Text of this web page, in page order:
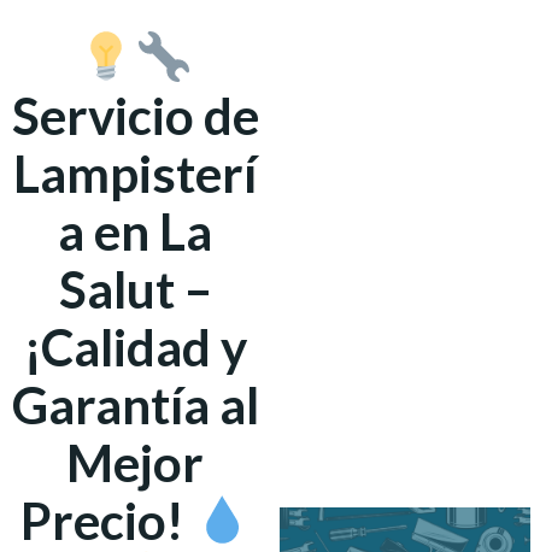
Servicio de
Lampisterí
a en La
Salut –
¡Calidad y
Garantía al
Mejor
Precio!